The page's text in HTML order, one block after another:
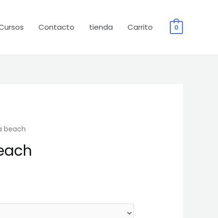
Contacto tienda Carrito 0
beach